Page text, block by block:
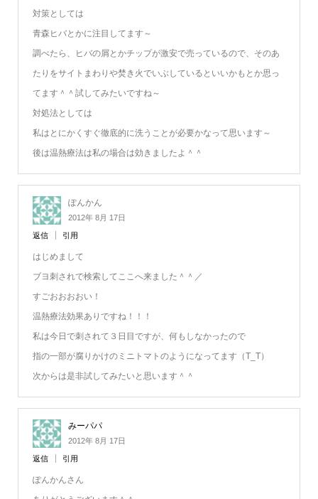
対策としては
青森ヒバとかに注目してます～
調べたら、ヒバの屑とかチップが激安で売っているので、そのあ
たりをサイトまわりや焚き火でいぶしているといいかもとか思っ
てます＾＾試してみたいですね～
対処法としては
私はとにかくすぐ徹底的に洗うことが必要かなって思います～
後は温熱療法は私の場合は効きましたよ＾＾
ぽんかん
2012年 8月 17日
返信 引用
はじめまして
ブヨ刺されで検索してここへ来ました＾＾／
すごおおおおい！
温熱療法効果ありですね！！！
私は今日で刺されて３日目ですが、何もしなかったので
指の一部が腐りかけのミニトマトのようになってます（T_T）
次からは是非試してみたいと思います＾＾
みーパパ
2012年 8月 17日
返信 引用
ぽんかんさん